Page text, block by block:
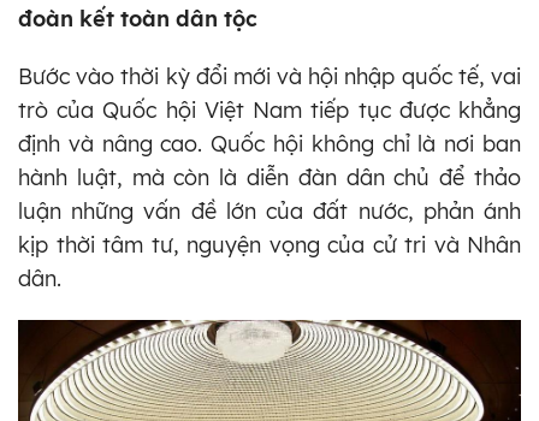
đoàn kết toàn dân tộc
Bước vào thời kỳ đổi mới và hội nhập quốc tế, vai
trò của Quốc hội Việt Nam tiếp tục được khẳng
định và nâng cao. Quốc hội không chỉ là nơi ban
hành luật, mà còn là diễn đàn dân chủ để thảo
luận những vấn đề lớn của đất nước, phản ánh
kịp thời tâm tư, nguyện vọng của cử tri và Nhân
dân.